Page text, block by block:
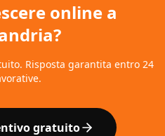
online a
?
Risposta garantita entro 24
gratuito